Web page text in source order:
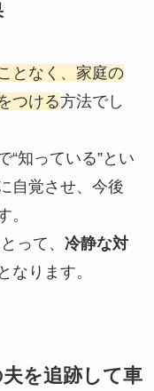
となく、家庭の
つける方法でし
“知っている”とい
自覚させ、今後
。
って、 冷静な対
なります。
を追跡して車